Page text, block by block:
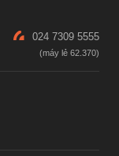
024 7309 5555